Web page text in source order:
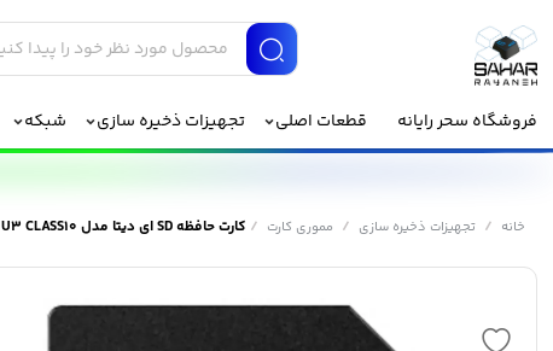
فروشگاه سحر رایانه قطعات اصلی تجهیزات ذخیره سازی شبکه
خانه / تجهیزات ذخیره سازی / مموری کارت / کارت حافظه‌ SD ای دیتا مدل UHS-II U3 CLASS10 ظرفیت 256 گیگابایت